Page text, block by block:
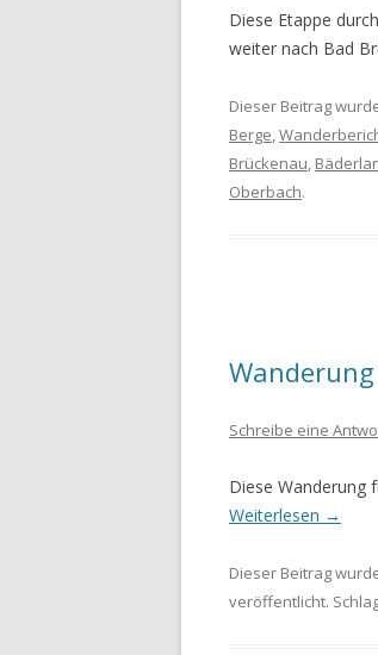
Diese Etappe
weiter nach Bad
Dieser Beitrag
Berge,
Brückenau,
Oberbach.
Schreibe eine
Diese Wanderung
Weiterlesen →
Dieser Beitrag
veröffentlicht.